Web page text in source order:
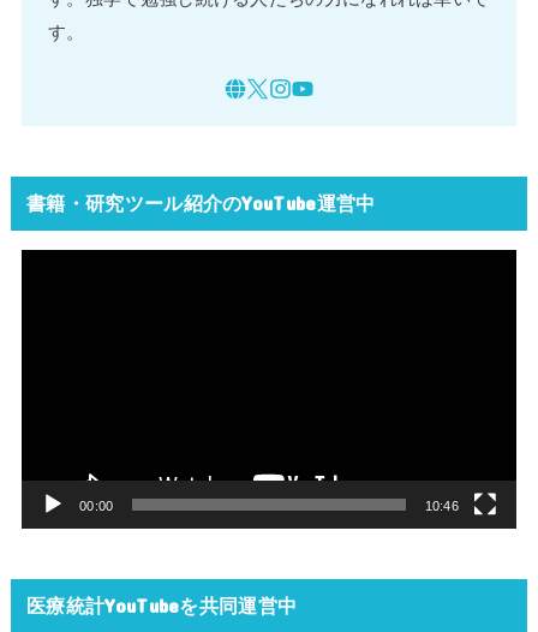
す。
書籍・研究ツール紹介のYouTube運営中
00:00 10:46
医療統計YouTubeを共同運営中